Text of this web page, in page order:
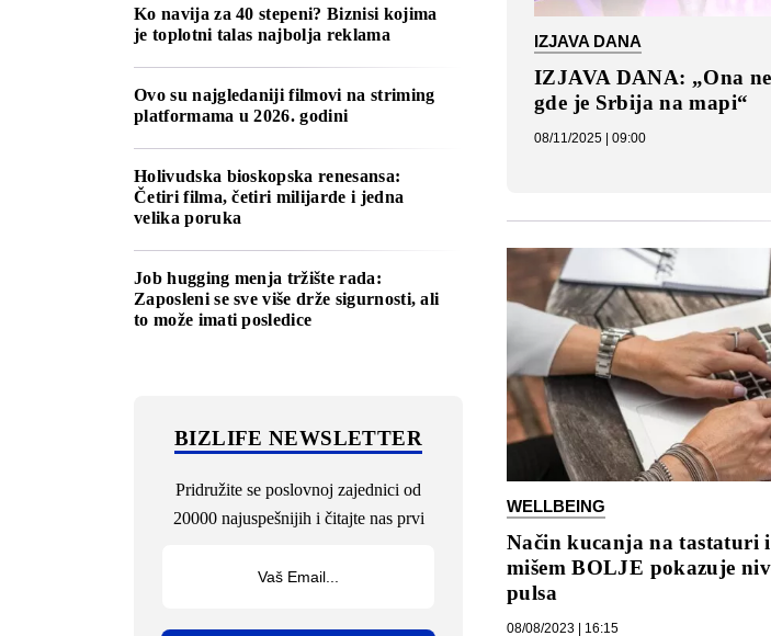
IZJAVA DANA
IZJAVA DANA: „Ona
gde je Srbija na mapi“
08/11/2025 | 09:00
WELLBEING
Način kucanja na tastaturi
mišem BOLJE pokazuje
pulsa
08/08/2023 | 16:15
Ko navija za 40 stepeni? Biznisi kojima
je toplotni talas najbolja reklama
Ovo su najgledaniji filmovi na striming
platformama u 2026. godini
Holivudska bioskopska renesansa:
Četiri filma, četiri milijarde i jedna
velika poruka
Job hugging menja tržište rada:
Zaposleni se sve više drže sigurnosti, ali
to može imati posledice
BIZLIFE NEWSLETTER
Pridružite se poslovnoj zajednici od
20000 najuspešnijih i čitajte nas prvi